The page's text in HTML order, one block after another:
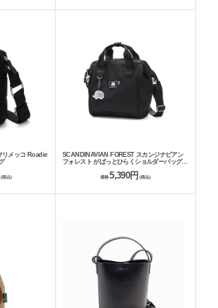
リメッコ Roadie
(税込)
SCANDINAVIAN FOREST スカンジナビアン
フォレスト がばっとひらくショルダーバッグ
価格5,390円 (税込)